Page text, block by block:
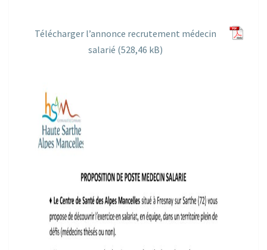
Télécharger l’annonce recrutement médecin
salarié